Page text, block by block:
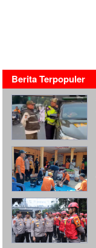
Berita Terpopuler